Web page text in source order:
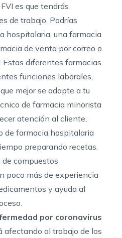
es que tendrás
de trabajo. Podrías
hospitalaria, una farmacia
de venta por correo o
diferentes farmacias
funciones laborales,
mejor se adapte a tu
de farmacia minorista
atención al cliente,
de farmacia hospitalaria
preparando recetas.
compuestos
poco más de experiencia
y ayuda al
por coronavirus
afectando al trabajo de los